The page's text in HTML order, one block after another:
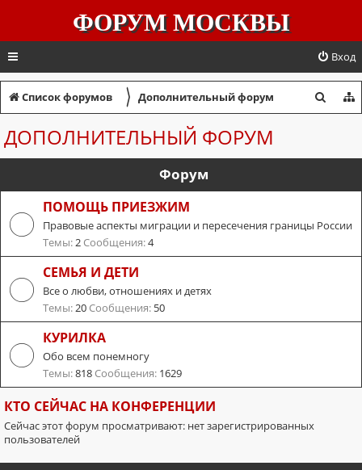
ФОРУМ МОСКВЫ
Вход
Список форумов 〉 Дополнительный форум
к
ДОПОЛНИТЕЛЬНЫЙ ФОРУМ
Форум
ПОМОЩЬ ПРИЕЗЖИМ
Правовые аспекты миграции и пересечения границы России
Темы:2 Сообщения:4
СЕМЬЯ И ДЕТИ
Все о любви, отношениях и детях
Темы:20 Сообщения: 50
КУРИЛКА
Обо всем понемногу
Темы:818 Сообщения: 1629
КТО СЕЙЧАС НА КОНФЕРЕНЦИИ
Сейчас этот форум просматривают: нет зарегистрированных
пользователей